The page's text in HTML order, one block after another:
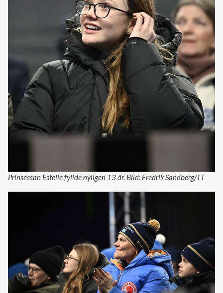
Prinsessan Estelle fyllde nyligen 13 år. Bild: Fredrik Sandberg/TT